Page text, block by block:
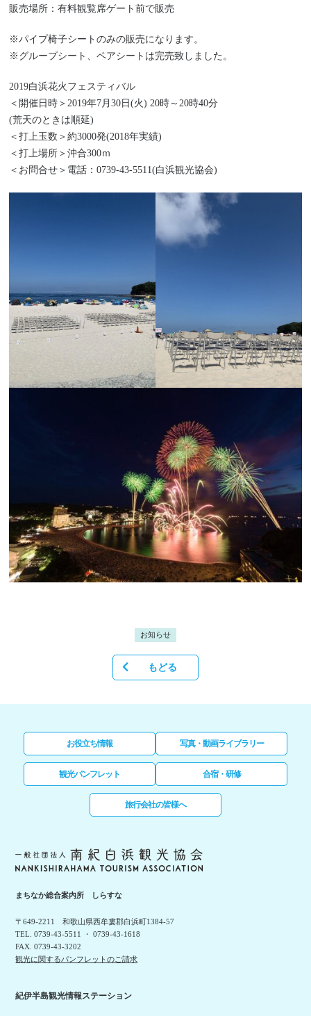
販売場所：有料観覧席ゲート前で販売
※パイプ椅子シートのみの販売になります。
※グループシート、ペアシートは完売致しました。
2019白浜花火フェスティバル
＜開催日時＞2019年7月30日(火) 20時～20時40分
(荒天のときは順延)
＜打上玉数＞約3000発(2018年実績)
＜打上場所＞沖合300ｍ
＜お問合せ＞電話：0739-43-5511(白浜観光協会)
お知らせ
もどる
お役立ち情報 写真・動画ライブラリー
観光パンフレット 合宿・研修
旅行会社の皆様へ
まちなか総合案内所 しらすな
〒649-2211 和歌山県西牟婁郡白浜町1384-57
TEL. 0739-43-5511 ・ 0739-43-1618
FAX. 0739-43-3202
観光に関するパンフレットのご請求
紀伊半島観光情報ステーション